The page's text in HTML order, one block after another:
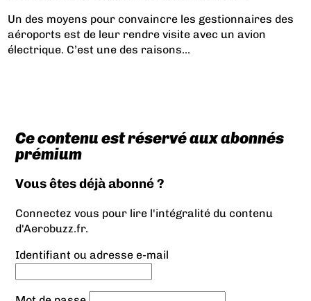
Un des moyens pour convaincre les gestionnaires des
aéroports est de leur rendre visite avec un avion
électrique. C’est une des raisons...
Ce contenu est réservé aux abonnés
prémium
Vous êtes déjà abonné ?
Connectez vous pour lire l'intégralité du contenu
d'Aerobuzz.fr.
Identifiant ou adresse e-mail